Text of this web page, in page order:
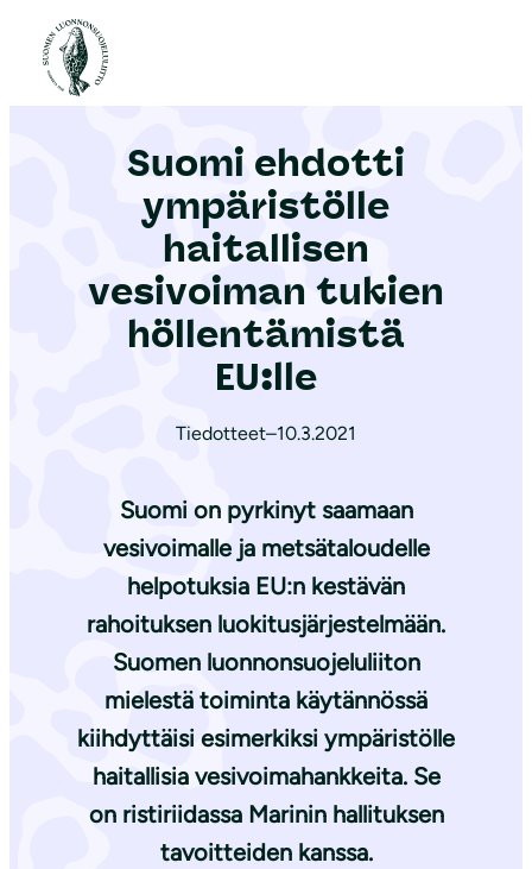
Etusivu
Suomi ehdotti
ympäristölle
haitallisen
vesivoiman tukien
höllentämistä
EU:lle
Tiedotteet–10.3.2021
Suomi on pyrkinyt saamaan
vesivoimalle ja metsätaloudelle
helpotuksia EU:n kestävän
rahoituksen luokitusjärjestelmään.
Suomen luonnonsuojeluliiton
mielestä toiminta käytännössä
kiihdyttäisi esimerkiksi ympäristölle
haitallisia vesivoimahankkeita. Se
on ristiriidassa Marinin hallituksen
tavoitteiden kanssa.